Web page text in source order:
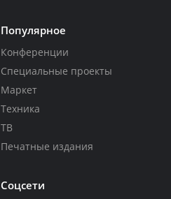
Популярное
Конференции
Специальные проекты
Маркет
Техника
ТВ
Печатные издания
Соцсети